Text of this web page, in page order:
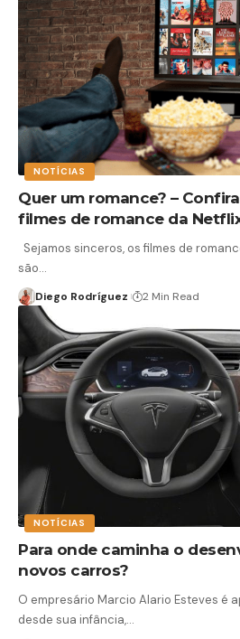
NOTÍCIAS
Quer um romance? –
filmes de romance da
Sejamos sinceros, os filmes de
são…
Diego Rodríguez 2 Min Read
NOTÍCIAS
Para onde caminha o
novos carros?
O empresário Marcio Alario Esteves é
desde sua infância,…